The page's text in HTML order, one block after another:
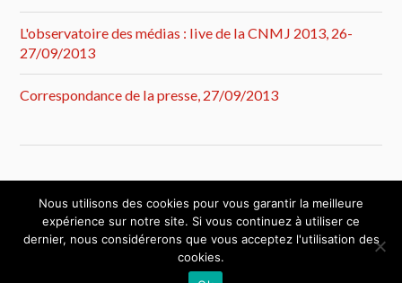
L'observatoire des médias : live de la CNMJ 2013, 26-
27/09/2013
Correspondance de la presse, 27/09/2013
FIÈREMENT PROPULSÉ PARWORDPRESS
ANDERS NORÉN
Nous utilisons des cookies pour vous garantir la meilleure
expérience sur notre site. Si vous continuez à utiliser ce
dernier, nous considérerons que vous acceptez l'utilisation des
cookies.